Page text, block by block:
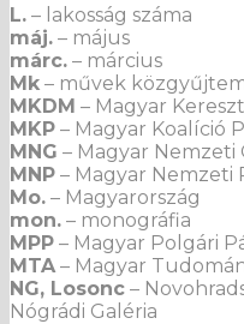
L. – lakosság száma
máj. – május
márc. – március
Mk – művek
MKDM – Magyar
MKP – Magyar Koalíció
MNG – Magyar Nemzeti
MNP – Magyar Nemzeti
Mo. – Magyarország
mon. – monográfia
MPP – Magyar Polgári
MTA – Magyar
NG, Losonc –
Nógrádi Galéria